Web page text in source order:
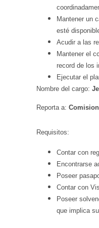
Mantener un
esté
Acudir a las
Mantener el
record de los
Ejecutar el
Nombre del cargo:
Reporta a:
Requisitos:
Contar con
Encontrarse
Poseer
Contar con
Poseer
que implica